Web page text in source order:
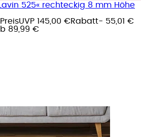
525« rechteckig 8 mm Höhe
UVP 145,00 €Rabatt- 55,01 €
89,99 €